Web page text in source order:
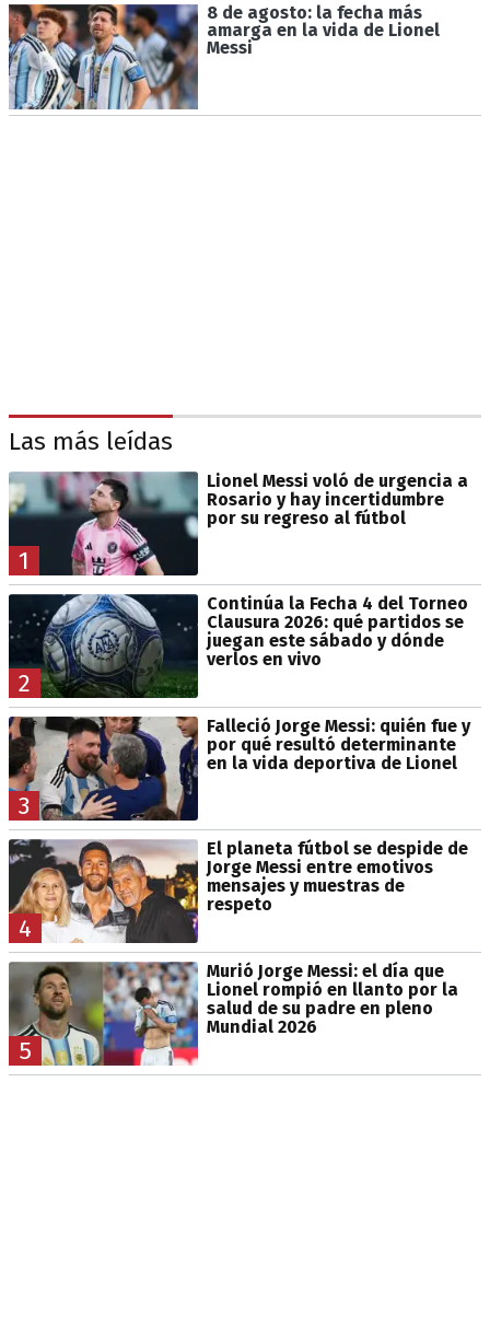
8 de agosto: la fecha más
amarga en la vida de Lionel
Messi
Las más leídas
1
Lionel Messi voló de urgencia a
Rosario y hay incertidumbre
por su regreso al fútbol
2
Continúa la Fecha 4 del Torneo
Clausura 2026: qué partidos se
juegan este sábado y dónde
verlos en vivo
3
Falleció Jorge Messi: quién fue y
por qué resultó determinante
en la vida deportiva de Lionel
4
El planeta fútbol se despide de
Jorge Messi entre emotivos
mensajes y muestras de
respeto
5
Murió Jorge Messi: el día que
Lionel rompió en llanto por la
salud de su padre en pleno
Mundial 2026